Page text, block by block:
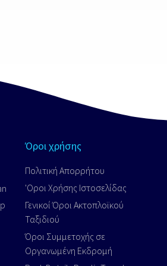
Όροι χρήσης
Πολιτική Απορρήτου
'Οροι Xρήσης Iστοσελίδας
Γενικοί Όροι Ακτοπλοϊκού
Ταξιδιού
Όροι Συμμετοχής σε
Οργανωμένη Εκδρομή